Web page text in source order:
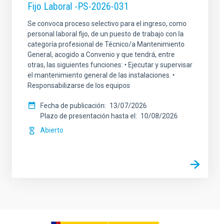
Fijo Laboral -PS-2026-031
Se convoca proceso selectivo para el ingreso, como
personal laboral fijo, de un puesto de trabajo con la
categoría profesional de Técnico/a Mantenimiento
General, acogido a Convenio y que tendrá, entre
otras, las siguientes funciones: • Ejecutar y supervisar
el mantenimiento general de las instalaciones. •
Responsabilizarse de los equipos
Fecha de publicación
13/07/2026
Plazo de presentación hasta el
10/08/2026
Abierto